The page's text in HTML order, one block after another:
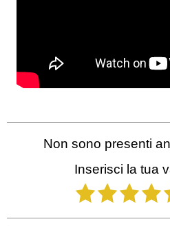
Non sono presenti
Inserisci la tua
1
2 3 4 5